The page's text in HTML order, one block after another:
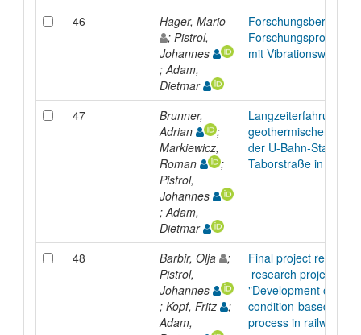
46
Hager, Mario
; Pistrol,
Johannes
; Adam,
Dietmar
Forschungsbericht
Forschungsprojekt
mit Vibrationswalzen"
47
Brunner,
Adrian
;
Markiewicz,
Roman
;
Pistrol,
Johannes
; Adam,
Dietmar
Langzeiterfahrungen
geothermischen
der U-Bahn-Station
Taborstraße in Wien
48 Barbir, Olja
;
Pistrol,
Johannes
; Kopf, Fritz
;
Adam,
Final project report –
research project
"Development of
condition-based
process in railway